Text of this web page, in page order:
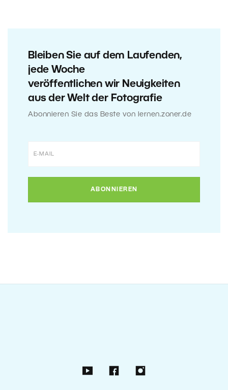
Bleiben Sie auf dem Laufenden,
jede Woche
veröffentlichen wir Neuigkeiten
aus der Welt der Fotografie
Abonnieren Sie das Beste von lernen.zoner.de